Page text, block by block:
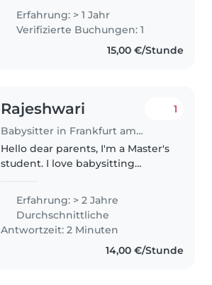
travel or meals now that I am in
Germany for university. I can
help with homework, keeping..
Erfahrung: > 1 Jahr
Verifizierte Buchungen: 1
15,00 €/Stunde
Rajeshwari
Babysitter in Frankfurt am Main
1
Hello dear parents, I'm a Master's
student. I love babysitting
them, and creating a safe, happy
environment. I have..
Erfahrung: > 2 Jahre
Durchschnittliche
Antwortzeit: 2 Minuten
14,00 €/Stunde